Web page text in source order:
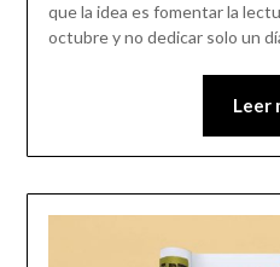
que la idea es fomentar la
octubre y no dedicar solo un
Leer